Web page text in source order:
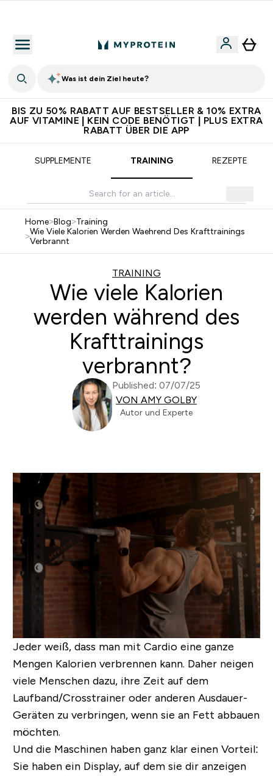
Was ist dein Ziel heute?
BIS ZU 50% RABATT AUF BESTSELLER & 10% EXTRA
AUF VITAMINE | KEIN CODE BENÖTIGT | PLUS EXTRA
RABATT ÜBER DIE APP
SUPPLEMENTE TRAINING REZEPTE
Home>Blog>Training
>Wie Viele Kalorien Werden Waehrend Des Krafttrainings
Verbrannt
TRAINING
Wie viele Kalorien
werden während des
Krafttrainings
verbrannt?
Published: 07/07/25
VON AMY GOLBY
Autor und Experte
Jeder weiß, dass man mit Cardio eine ganze
Mengen Kalorien verbrennen kann. Daher neigen
viele Menschen dazu, ihre Zeit auf dem
Laufband/Crosstrainer oder anderen Ausdauer-
Geräten zu verbringen, wenn sie an Fett abbauen
möchten.
Und die Maschinen haben ganz klar einen Vorteil:
Sie haben ein Display, auf dem sie dir anzeigen